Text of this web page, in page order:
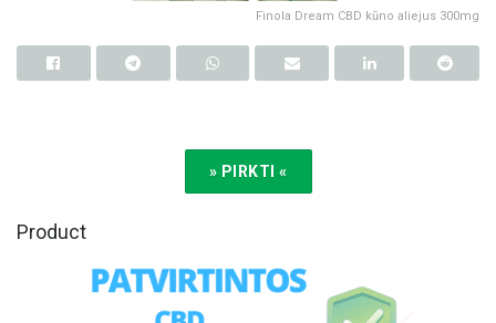
Finola Dream CBD kūno aliejus 300mg
» PIRKTI «
Product